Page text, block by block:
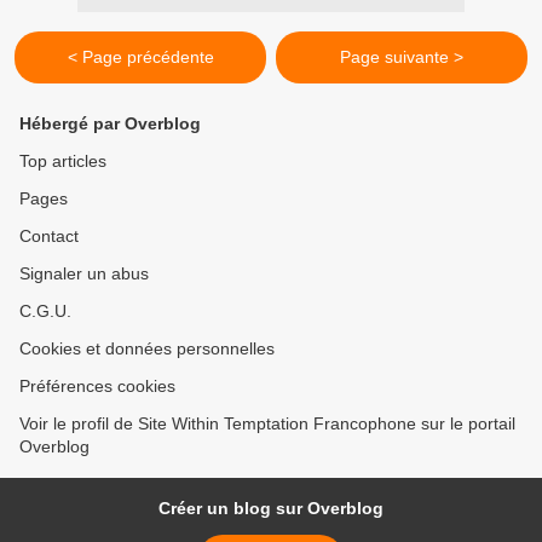
< Page précédente Page suivante >
Hébergé par Overblog
Top articles
Pages
Contact
Signaler un abus
C.G.U.
Cookies et données personnelles
Préférences cookies
Voir le profil de Site Within Temptation Francophone sur le portail
Overblog
Créer un blog sur Overblog